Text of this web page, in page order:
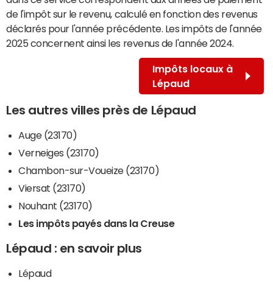
de l'impôt sur le revenu, calculé en fonction des revenus
déclarés pour l'année précédente. Les impôts de l'année
2025 concernent ainsi les revenus de l'année 2024.
Impôts locaux à
Lépaud
Les autres villes près de Lépaud
Auge (23170)
Verneiges (23170)
Chambon-sur-Voueize (23170)
Viersat (23170)
Nouhant (23170)
Les impôts payés dans la Creuse
Lépaud : en savoir plus
Lépaud